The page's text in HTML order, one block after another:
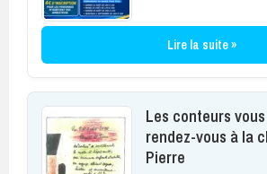
Lire la suite »
Les conteurs
rendez-vous à la
Pierre